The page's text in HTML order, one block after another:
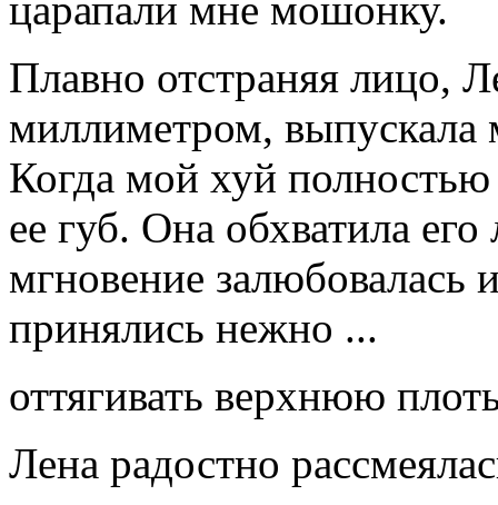
Плавно отстраняя лицо,
миллиметром, выпускала
Когда мой хуй
ее губ. Она обхватила
мгновение залюбовалась
принялись нежно ...
оттягивать верхнюю
Лена радостно